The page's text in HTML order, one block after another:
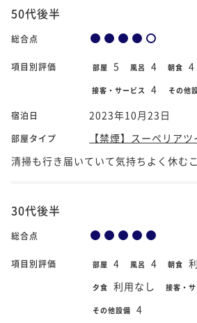
50代後半
総合点
項目別評価 部屋 5 風呂 4 朝食 4
接客・サービス 4 その他
宿泊日 2023年10月23日
部屋タイプ
【禁煙】スーペリア
清掃も行き届いていて気持ちよく休む
30代後半
総合点
項目別評価 部屋 4 風呂 4 朝食
夕食 利用なし 接客・
その他設備 4